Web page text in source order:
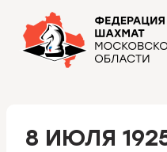
Перейти
содержимому
8 ИЮЛЯ